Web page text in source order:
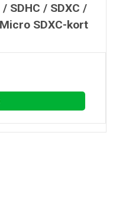
SDHC / SDXC /
SDXC-kort